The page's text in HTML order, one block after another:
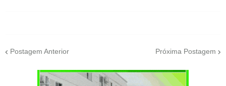
Postagem Anterior Próxima Postagem